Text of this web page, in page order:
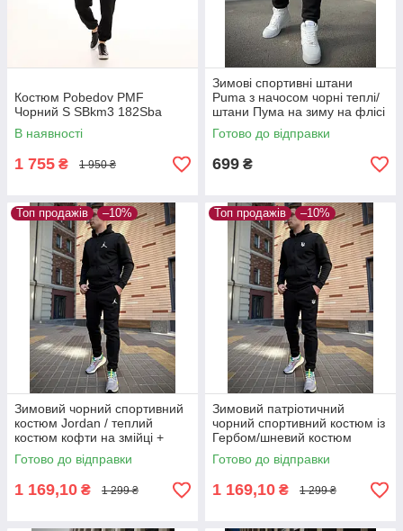
Костюм Pobedov PMF
Чорний S SBkm3 182Sba
В наявності
1 755 ₴ 1 950 ₴
Зимові спортивні штани
Puma з начосом чорні теплі/
штани Пума на зиму на флісі
чорного кольору
Готово до відправки
699 ₴
Топ продажів –10%
Зимовий чорний спортивний
костюм Jordan / теплий
костюм кофти на змійці +
штани костюм чорного
кольору
Готово до відправки
1 169,10 ₴ 1 299 ₴
Топ продажів –10%
Зимовий патріотичний
чорний спортивний костюм із
Гербом/шневий костюм
кофта на змійці + штани з
начосом
Готово до відправки
1 169,10 ₴ 1 299 ₴